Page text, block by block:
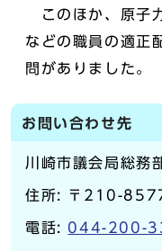
このほか、原子
などの職員の適正
問がありました。
お問い合わせ先
川崎市議会局総務
住所: 〒210-
電話: 044-200-